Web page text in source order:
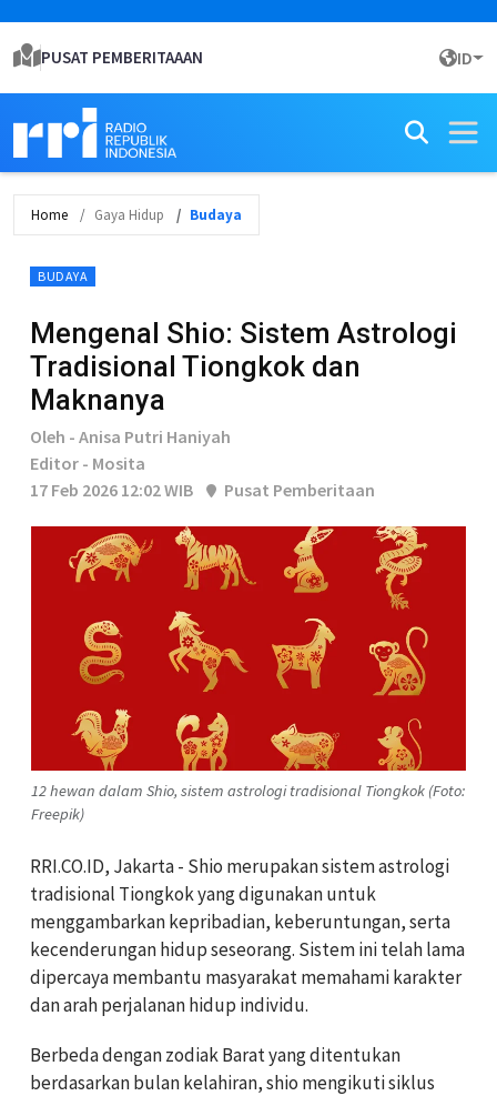
PUSAT PEMBERITAAAN ID
Home Gaya Hidup Budaya
BUDAYA
Mengenal Shio: Sistem Astrologi
Tradisional Tiongkok dan
Maknanya
Oleh - Anisa Putri Haniyah
Editor - Mosita
17 Feb 2026 12:02 WIB
Pusat Pemberitaan
12 hewan dalam Shio, sistem astrologi tradisional Tiongkok (Foto:
Freepik)
RRI.CO.ID, Jakarta - Shio merupakan sistem astrologi
tradisional Tiongkok yang digunakan untuk
menggambarkan kepribadian, keberuntungan, serta
kecenderungan hidup seseorang. Sistem ini telah lama
dipercaya membantu masyarakat memahami karakter
dan arah perjalanan hidup individu.
Berbeda dengan zodiak Barat yang ditentukan
berdasarkan bulan kelahiran, shio mengikuti siklus